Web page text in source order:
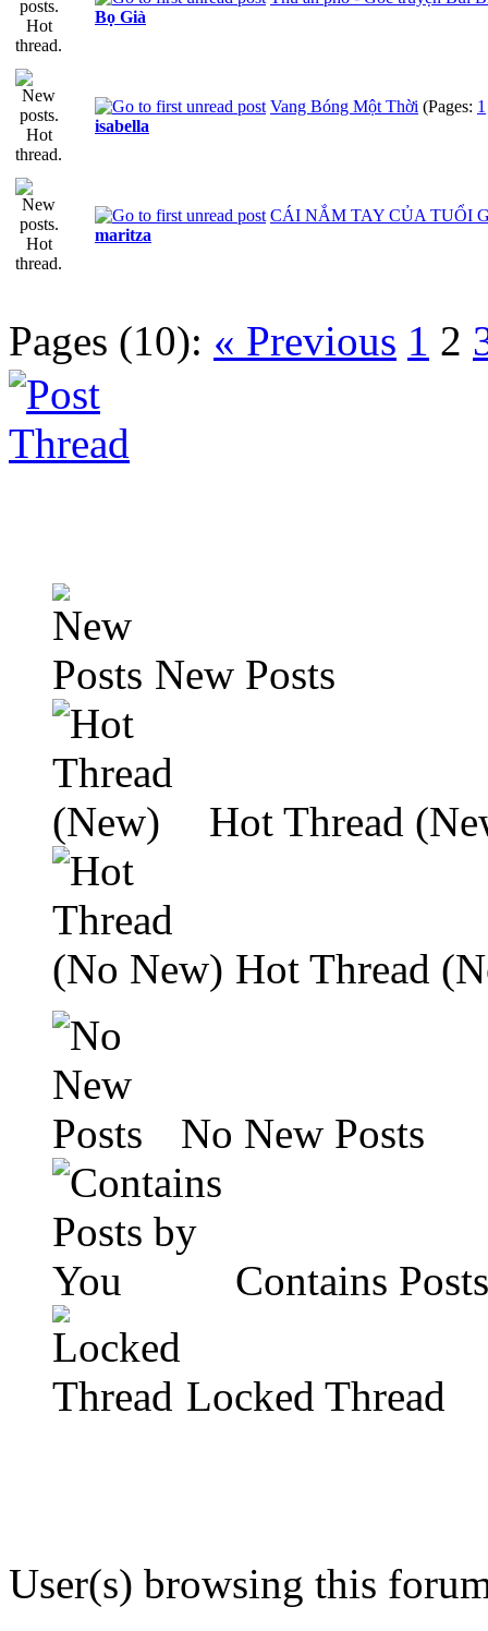
Bọ Già
Vang Bóng Một Thời (Pages: 1
isabella
CÁI NẮM TAY CỦA TUỔI
maritza
Pages (10): « Previous 1 2
New Posts
Hot Thread
Hot Thread
No New Posts
Contains
Locked Thread
User(s) browsing this